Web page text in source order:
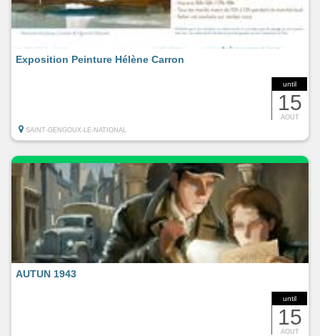
until
15
AOUT
Exposition Peinture Hélène Carron
SAINT-GENGOUX-LE-NATIONAL
until
15
AOUT
AUTUN 1943